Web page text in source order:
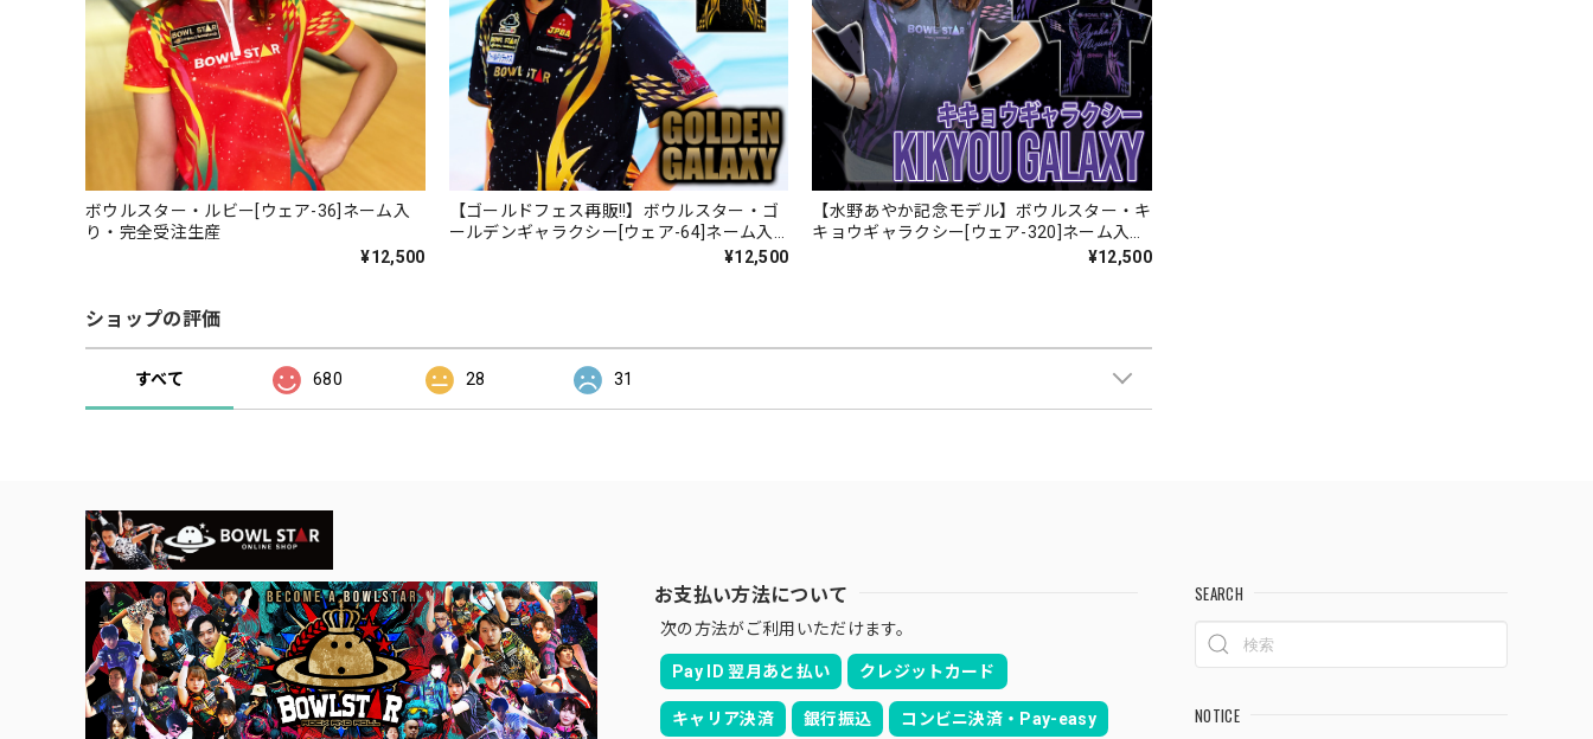
ボウルスター・ルビー[ウェア-36]ネーム入
り・完全受注生産
¥12,500
【ゴールドフェス再販!!】ボウルスター・ゴ
ールデンギャラクシー[ウェア-64]ネーム入
¥12,500
【水野あやか記念モデル】ボウルスター・キ
キョウギャラクシー[ウェア-320]ネーム入
¥12,500
ショップの評価
すべて 680 28 31
お支払い方法について
次の方法がご利用いただけます。
Pay ID 翌月あと払い クレジットカード
キャリア決済 銀行振込 コンビニ決済・Pay-easy
SEARCH
NOTICE